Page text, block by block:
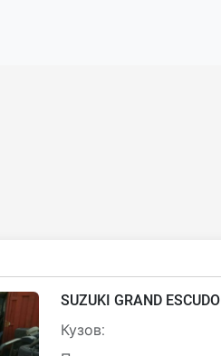
SUZUKI GRAND ESCUDO
Кузов: